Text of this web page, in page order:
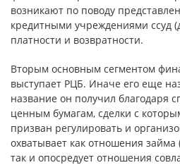
возникают по поводу
кредитными учреждениями ссуд
платности и возвратности.
Вторым основным сегментом
выступает РЦБ. Иначе его еще
название он получил благодаря
ценным бумагам, сделки с
призван регулировать и
охватывает как отношения
так и опосредует отношения